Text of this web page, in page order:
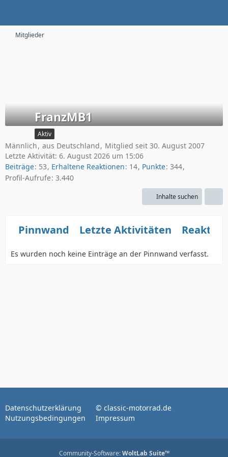
Mitglieder
FranzMB1
Aktiv
Männlich aus Deutschland
Mitglied seit 30. August 2007
Letzte Aktivität: 6. August 2026 um 15:06
Beiträge 53 Erhaltene Reaktionen 14 Punkte 344
Profil-Aufrufe 3.440
Inhalte suchen
Pinnwand Letzte Aktivitäten
Es wurden noch keine Einträge an der Pinnwand verfasst.
Datenschutzerklärung
Nutzungsbedingungen
© classic-motorrad.de
Impressum
Community-Software:WoltLab Suite™